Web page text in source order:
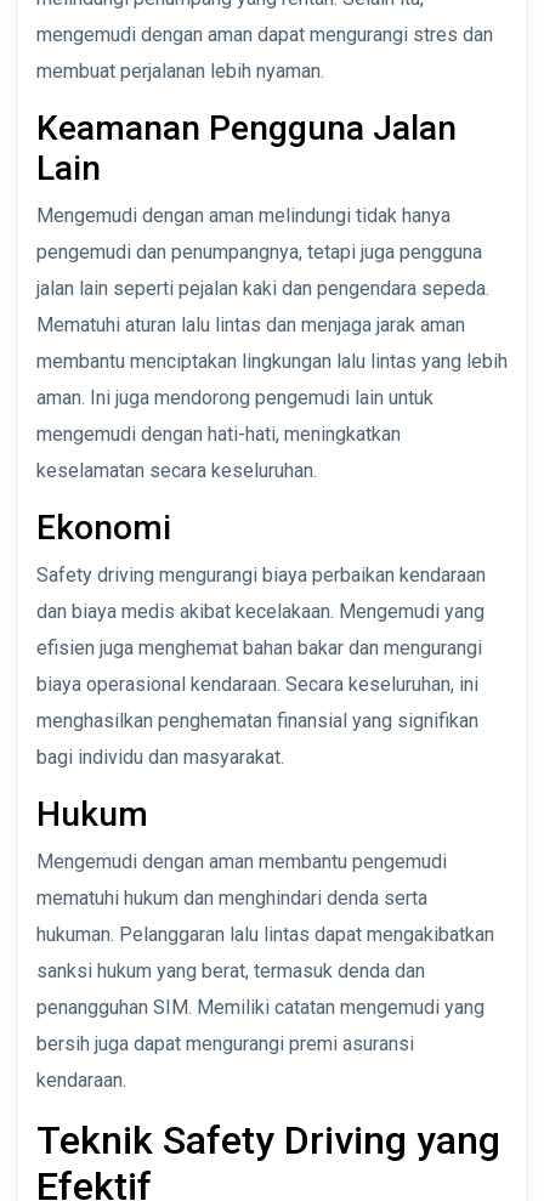
mengemudi dengan aman dapat mengurangi stres dan
membuat perjalanan lebih nyaman.
Keamanan Pengguna Jalan
Lain
Mengemudi dengan aman melindungi tidak hanya
pengemudi dan penumpangnya, tetapi juga pengguna
jalan lain seperti pejalan kaki dan pengendara sepeda.
Mematuhi aturan lalu lintas dan menjaga jarak aman
membantu menciptakan lingkungan lalu lintas yang lebih
aman. Ini juga mendorong pengemudi lain untuk
mengemudi dengan hati-hati, meningkatkan
keselamatan secara keseluruhan.
Ekonomi
Safety driving mengurangi biaya perbaikan kendaraan
dan biaya medis akibat kecelakaan. Mengemudi yang
efisien juga menghemat bahan bakar dan mengurangi
biaya operasional kendaraan. Secara keseluruhan, ini
menghasilkan penghematan finansial yang signifikan
bagi individu dan masyarakat.
Hukum
Mengemudi dengan aman membantu pengemudi
mematuhi hukum dan menghindari denda serta
hukuman. Pelanggaran lalu lintas dapat mengakibatkan
sanksi hukum yang berat, termasuk denda dan
penangguhan SIM. Memiliki catatan mengemudi yang
bersih juga dapat mengurangi premi asuransi
kendaraan.
Teknik Safety Driving yang
Efektif